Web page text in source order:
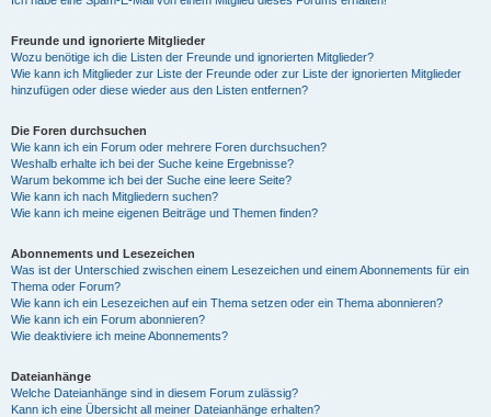
Freunde und ignorierte Mitglieder
Wozu benötige ich die Listen der Freunde und ignorierten Mitglieder?
Wie kann ich Mitglieder zur Liste der Freunde oder zur Liste der ignorierten Mitglieder
hinzufügen oder diese wieder aus den Listen entfernen?
Die Foren durchsuchen
Wie kann ich ein Forum oder mehrere Foren durchsuchen?
Weshalb erhalte ich bei der Suche keine Ergebnisse?
Warum bekomme ich bei der Suche eine leere Seite?
Wie kann ich nach Mitgliedern suchen?
Wie kann ich meine eigenen Beiträge und Themen finden?
Abonnements und Lesezeichen
Was ist der Unterschied zwischen einem Lesezeichen und einem Abonnements für ein
Thema oder Forum?
Wie kann ich ein Lesezeichen auf ein Thema setzen oder ein Thema abonnieren?
Wie kann ich ein Forum abonnieren?
Wie deaktiviere ich meine Abonnements?
Dateianhänge
Welche Dateianhänge sind in diesem Forum zulässig?
Kann ich eine Übersicht all meiner Dateianhänge erhalten?